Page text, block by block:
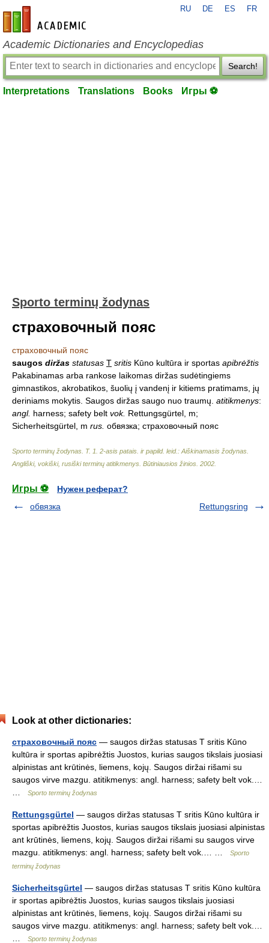
en-academic.com
RU DE ES FR
Academic Dictionaries and Encyclopedias
Search!
Interpretations Translations Books Игры ⚽
Sporto terminų žodynas
страxовочный пояс
страxовочный пояс
saugos diržas statusas T sritis Kūno kultūra ir sportas apibrėžtis
Pakabinamas arba rankose laikomas diržas sudėtingiems
gimnastikos, akrobatikos, šuolių į vandenį ir kitiems pratimams, jų
deriniams mokytis. Saugos diržas saugo nuo traumų. atitikmenys:
angl. harness; safety belt vok. Rettungsgürtel, m;
Sicherheitsgürtel, m rus. обвязка; страxовочный пояс
Sporto terminų žodynas. T. 1. 2-asis patais. ir papild. leid.: Aiškinamasis žodynas.
Angliški, vokiški, rusiški terminų atitikmenys. Būtiniausios žinios 2002
Игры ⚽
Нужен реферат?
обвязка
Rettungsring
Look at other dictionaries:
страxовочный пояс — saugos diržas statusas T sritis Kūno
kultūra ir sportas apibrėžtis Juostos, kurias saugos tikslais juosiasi
alpinistas ant krūtinės, liemens, kojų. Saugos diržai rišami su
saugos virve mazgu. atitikmenys: angl. harness; safety belt vok.…
Sporto terminų žodynas
Rettungsgürtel — saugos diržas statusas T sritis Kūno kultūra ir
sportas apibrėžtis Juostos, kurias saugos tikslais juosiasi alpinistas
ant krūtinės, liemens, kojų. Saugos diržai rišami su saugos virve
mazgu. atitikmenys: angl. harness; safety belt vok.… …
Sporto
terminų žodynas
Sicherheitsgürtel — saugos diržas statusas T sritis Kūno kultūra
ir sportas apibrėžtis Juostos, kurias saugos tikslais juosiasi
alpinistas ant krūtinės, liemens, kojų. Saugos diržai rišami su
saugos virve mazgu. atitikmenys: angl. harness; safety belt vok.…
Sporto terminų žodynas